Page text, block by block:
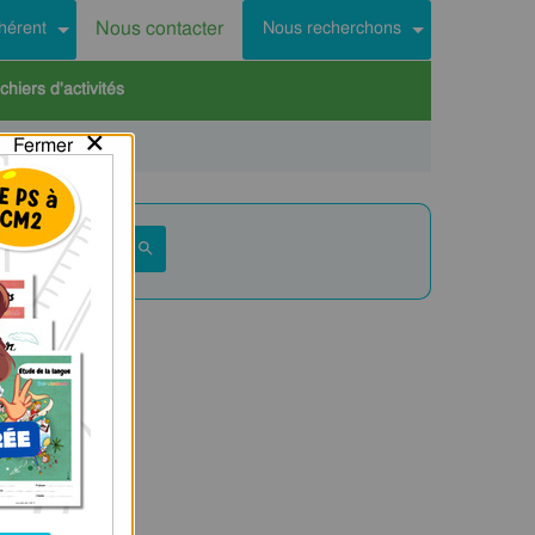
Nous contacter Nous recherchons
d'activités
Fermer×